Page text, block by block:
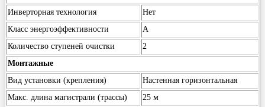
Инверторная технология
Нет
Класс энергоэффективности
A
Количество ступеней очистки
2
Монтажные
Вид установки (крепления)
Настенная горизонтальная
Макс. длина магистрали (трассы)
25 м